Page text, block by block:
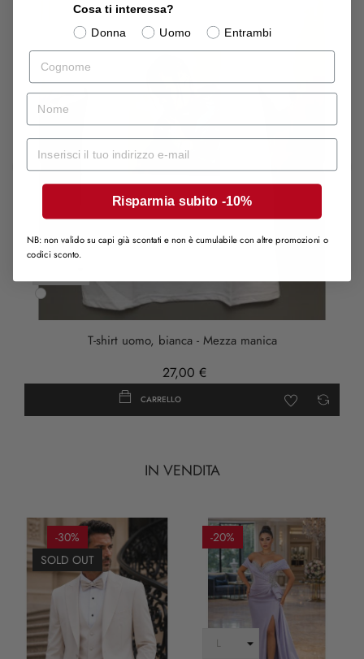
Bianco
T-shirt uomo, bianca - Mezza manica
27,00 €
CARRELLO
IN VENDITA
-30%
SOLD OUT
-20%
Cosa ti interessa?
Donna
Uomo
Entrambi
Cognome
nome
Mail
Risparmia subito -10%
NB: non valido su capi già scontati e non è cumulabile con altre promozioni o
codici sconto.